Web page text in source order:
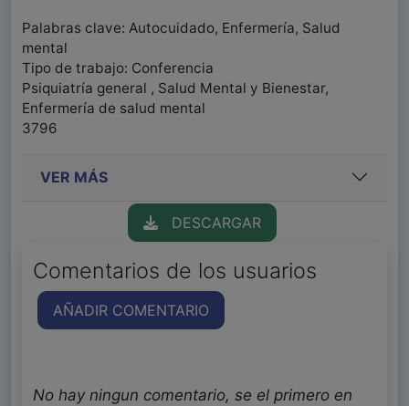
Palabras clave: Autocuidado, Enfermería, Salud
mental
Tipo de trabajo: Conferencia
Psiquiatría general , Salud Mental y Bienestar,
Enfermería de salud mental
3796
VER MÁS
DESCARGAR
Comentarios de los usuarios
AÑADIR COMENTARIO
No hay ningun comentario, se el primero en